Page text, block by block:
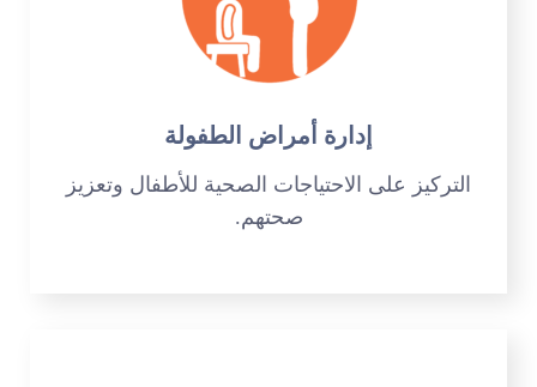
إدارة أمراض الطفولة
التركيز على الاحتياجات الصحية للأطفال وتعزيز
صحتهم.